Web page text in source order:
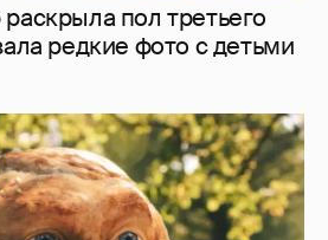
пол третьего
редкие фото с детьми